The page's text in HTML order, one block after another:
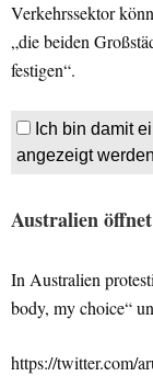
Verkehrssektor
„die beiden
festigen“.
Ich bin damit
angezeigt
Australien
In Australien
body, my choice“
https://twitter.com/